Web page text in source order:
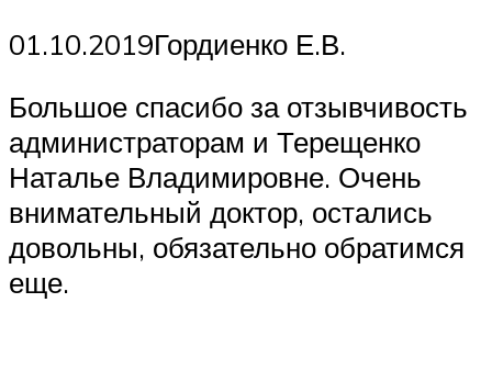
01.10.2019Гордиенко Е.В.
Большое спасибо за отзывчивость
администраторам и Терещенко
Наталье Владимировне. Очень
внимательный доктор, остались
довольны, обязательно обратимся
еще.